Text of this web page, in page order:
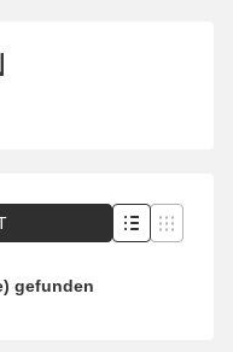
gefunden